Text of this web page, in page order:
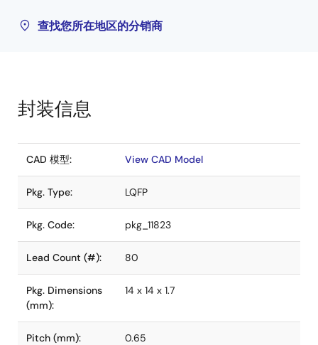
查找您所在地区的分销商
封装信息
CAD 模型: View CAD Model
Pkg. Type: LQFP
Pkg. Code: pkg_11823
Lead Count (#): 80
Pkg. Dimensions
(mm):
14 x 14 x 1.7
Pitch (mm): 0.65